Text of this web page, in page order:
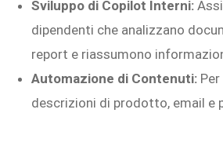
Sviluppo di Copilot Interni:
dipendenti che analizzano
report e riassumono
Automazione di Contenuti:
descrizioni di prodotto, email e